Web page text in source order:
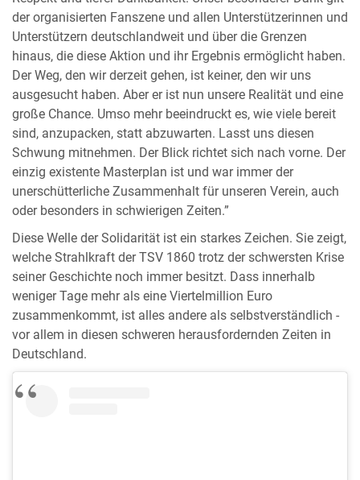
der organisierten Fanszene und allen Unterstützerinnen und
Unterstützern deutschlandweit und über die Grenzen
hinaus, die diese Aktion und ihr Ergebnis ermöglicht haben.
Der Weg, den wir derzeit gehen, ist keiner, den wir uns
ausgesucht haben. Aber er ist nun unsere Realität und eine
große Chance. Umso mehr beeindruckt es, wie viele bereit
sind, anzupacken, statt abzuwarten. Lasst uns diesen
Schwung mitnehmen. Der Blick richtet sich nach vorne. Der
einzig existente Masterplan ist und war immer der
unerschütterliche Zusammenhalt für unseren Verein, auch
oder besonders in schwierigen Zeiten.”
Diese Welle der Solidarität ist ein starkes Zeichen. Sie zeigt,
welche Strahlkraft der TSV 1860 trotz der schwersten Krise
seiner Geschichte noch immer besitzt. Dass innerhalb
weniger Tage mehr als eine Viertelmillion Euro
zusammenkommt, ist alles andere als selbstverständlich -
vor allem in diesen schweren herausfordernden Zeiten in
Deutschland.